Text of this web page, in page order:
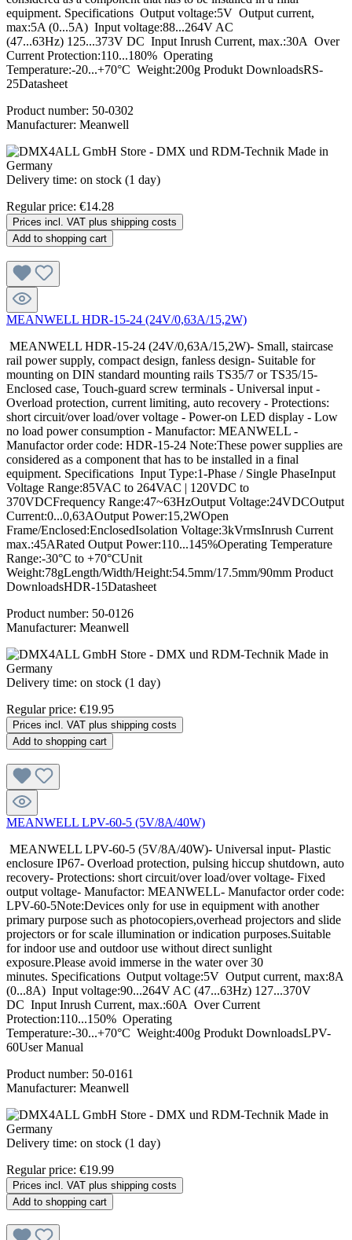
equipment. Specifications Output voltage:5V Output current,
max:5A (0...5A) Input voltage:88...264V AC
(47...63Hz) 125...373V DC Input Inrush Current, max.:30A Over
Current Protection:110...180% Operating
Temperature:-20...+70°C Weight:200g Produkt DownloadsRS-
25Datasheet
Product number: 50-0302
Manufacturer: Meanwell
Delivery time: on stock (1 day)
Regular price: €14.28
Prices incl. VAT plus shipping costs
Add to shopping cart
MEANWELL HDR-15-24 (24V/0,63A/15,2W)
MEANWELL HDR-15-24 (24V/0,63A/15,2W)- Small, staircase
rail power supply, compact design, fanless design- Suitable for
mounting on DIN standard mounting rails TS35/7 or TS35/15-
Enclosed case, Touch-guard screw terminals - Universal input -
Overload protection, current limiting, auto recovery - Protections:
short circuit/over load/over voltage - Power-on LED display - Low
no load power consumption - Manufactor: MEANWELL -
Manufactor order code: HDR-15-24 Note:These power supplies are
considered as a component that has to be installed in a final
equipment. Specifications Input Type:1-Phase / Single PhaseInput
Voltage Range:85VAC to 264VAC | 120VDC to
370VDCFrequency Range:47~63HzOutput Voltage:24VDCOutput
Current:0...0,63AOutput Power:15,2WOpen
Frame/Enclosed:EnclosedIsolation Voltage:3kVrmsInrush Current
max.:45ARated Output Power:110...145%Operating Temperature
Range:-30°C to +70°CUnit
Weight:78gLength/Width/Height:54.5mm/17.5mm/90mm Product
DownloadsHDR-15Datasheet
Product number: 50-0126
Manufacturer: Meanwell
Delivery time: on stock (1 day)
Regular price: €19.95
Prices incl. VAT plus shipping costs
Add to shopping cart
MEANWELL LPV-60-5 (5V/8A/40W)
MEANWELL LPV-60-5 (5V/8A/40W)- Universal input- Plastic
enclosure IP67- Overload protection, pulsing hiccup shutdown, auto
recovery- Protections: short circuit/over load/over voltage- Fixed
output voltage- Manufactor: MEANWELL- Manufactor order code:
LPV-60-5Note:Devices only for use in equipment with another
primary purpose such as photocopiers,overhead projectors and slide
projectors or for scale illumination or indication purposes.Suitable
for indoor use and outdoor use without direct sunlight
exposure.Please avoid immerse in the water over 30
minutes. Specifications Output voltage:5V Output current, max:8A
(0...8A) Input voltage:90...264V AC (47...63Hz) 127...370V
DC Input Inrush Current, max.:60A Over Current
Protection:110...150% Operating
Temperature:-30...+70°C Weight:400g Produkt DownloadsLPV-
60User Manual
Product number: 50-0161
Manufacturer: Meanwell
Delivery time: on stock (1 day)
Regular price: €19.99
Prices incl. VAT plus shipping costs
Add to shopping cart